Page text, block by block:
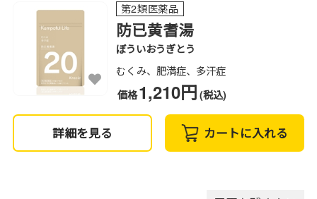
第2類医薬品
防已黄耆湯
ぼういおうぎとう
むくみ、肥満症、多汗症
価格1,210円 (税込)
詳細を見る カートに入れる